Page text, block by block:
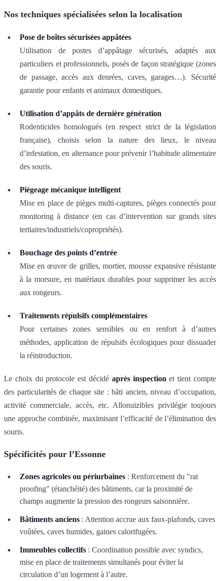
Nos techniques spécialisées selon la localisation
Pose de boîtes sécurisées appâtées
Utilisation de postes d’appâtage sécurisés, adaptés aux
particuliers et professionnels, posés de façon stratégique (zones
de passage, accès aux denrées, caves, garages…). Sécurité
garantie pour enfants et animaux domestiques.
Utilisation d’appâts de dernière génération
Rodenticides homologués (en respect strict de la législation
française), choisis selon la nature des lieux, le niveau
d’infestation, en alternance pour prévenir l’habitude alimentaire
des souris.
Piégeage mécanique intelligent
Mise en place de pièges multi-captures, pièges connectés pour
monitoring à distance (en cas d’intervention sur grands sites
tertiaires/industriels/copropriétés).
Bouchage des points d’entrée
Mise en œuvre de grilles, mortier, mousse expansive résistante
à la morsure, en matériaux durables pour supprimer les accès
aux rongeurs.
Traitements répulsifs complémentaires
Pour certaines zones sensibles ou en renfort à d’autres
méthodes, application de répulsifs écologiques pour dissuader
la réintroduction.
Le choix du protocole est décidé après inspection et tient compte
des particularités de chaque site : bâti ancien, niveau d’occupation,
activité commerciale, accès, etc. Allonuizibles privilégie toujours
une approche combinée, maximisant l’efficacité de l’élimination des
souris.
Spécificités pour l’Essonne
Zones agricoles ou périurbaines : Renforcement du "rat
proofing" (étanchéité) des bâtiments, car la proximité de
champs augmente la pression des rongeurs saisonnière.
Bâtiments anciens : Attention accrue aux faux-plafonds, caves
voûtées, caves humides, gaines calorifugées.
Immeubles collectifs : Coordination possible avec syndics,
mise en place de traitements simultanés pour éviter la
circulation d’un logement à l’autre.